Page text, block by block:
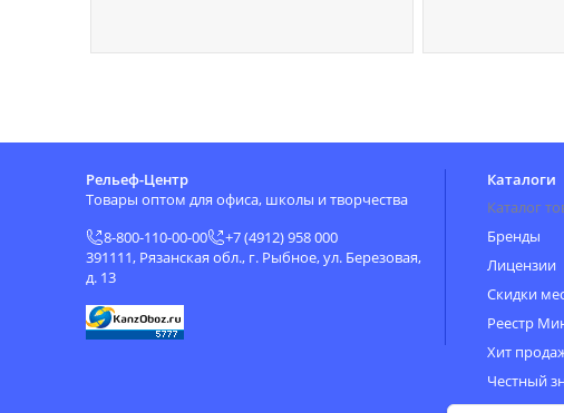
Рельеф-Центр
Товары оптом для офиса, школы и творчества
8-800-110-00-00
+7 (4912) 958 000
391111, Рязанская обл., г. Рыбное, ул. Березовая,
д. 13
Каталоги
Каталог
Бренды
Лицензии
Скидки
Реестр
Хит
Честный